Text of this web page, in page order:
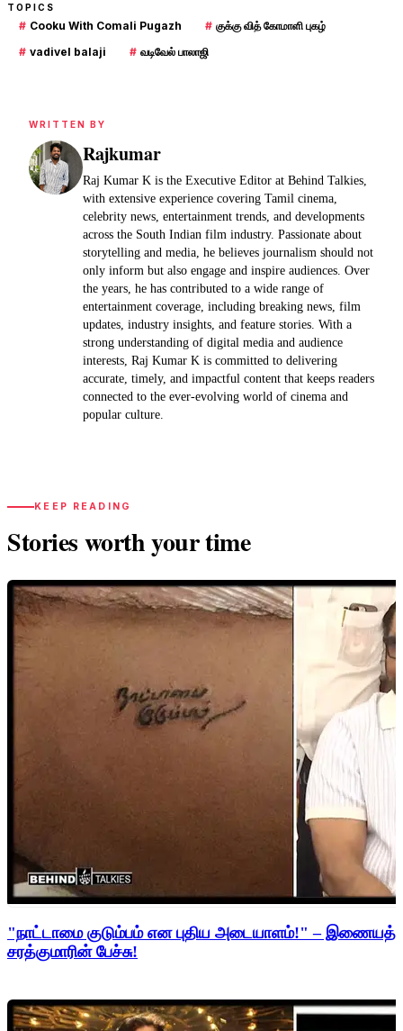
TOPICS
# Cooku With Comali Pugazh # குக்கு வித் கோமாளி புகழ்
# vadivel balaji # வடிவேல் பாலாஜி
WRITTEN BY
Rajkumar
Raj Kumar K is the Executive Editor at Behind Talkies,
with extensive experience covering Tamil cinema,
celebrity news, entertainment trends, and developments
across the South Indian film industry. Passionate about
storytelling and media, he believes journalism should not
only inform but also engage and inspire audiences. Over
the years, he has contributed to a wide range of
entertainment coverage, including breaking news, film
updates, industry insights, and feature stories. With a
strong understanding of digital media and audience
interests, Raj Kumar K is committed to delivering
accurate, timely, and impactful content that keeps readers
connected to the ever-evolving world of cinema and
popular culture.
KEEP READING
Stories worth your time
"நாட்டாமை குடும்பம் என புதிய அடையாளம்!" –
சரத்குமாரின் பேச்சு!